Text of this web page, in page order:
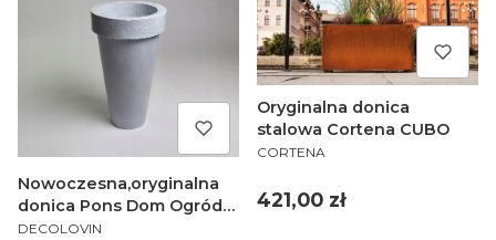
Nowoczesna,oryginalna
donica Pons Dom Ogród
75 cm
PRODUCENT
DECOLOVIN
Oryginalna donica
stalowa Cortena CUBO
PRODUCENT
CORTENA
Cena
421,00 zł